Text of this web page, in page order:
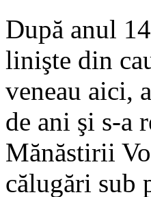
După anul
linişte din
veneau aici,
de ani şi s-a
Mănăstirii
călugări sub